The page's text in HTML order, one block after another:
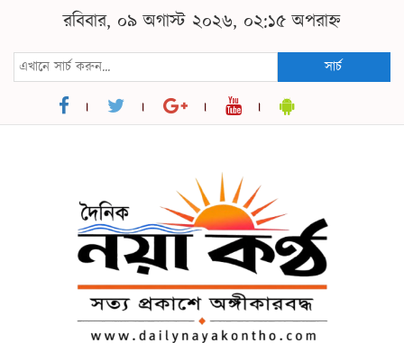
রবিবার, ০৯ অগাস্ট ২০২৬, ০২:১৫ অপরাহ্ন
সার্চ